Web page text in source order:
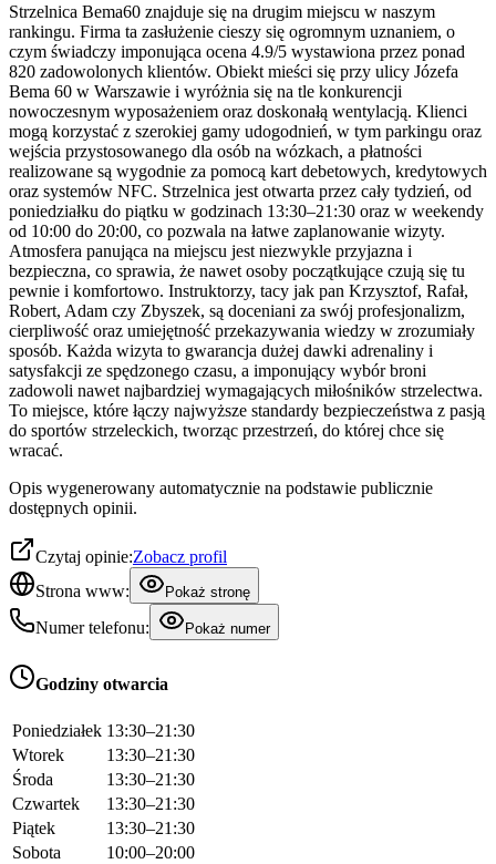
Strzelnica Bema60 znajduje się na drugim miejscu w naszym
rankingu. Firma ta zasłużenie cieszy się ogromnym uznaniem, o
czym świadczy imponująca ocena 4.9/5 wystawiona przez ponad
820 zadowolonych klientów. Obiekt mieści się przy ulicy Józefa
Bema 60 w Warszawie i wyróżnia się na tle konkurencji
nowoczesnym wyposażeniem oraz doskonałą wentylacją. Klienci
mogą korzystać z szerokiej gamy udogodnień, w tym parkingu oraz
wejścia przystosowanego dla osób na wózkach, a płatności
realizowane są wygodnie za pomocą kart debetowych, kredytowych
oraz systemów NFC. Strzelnica jest otwarta przez cały tydzień, od
poniedziałku do piątku w godzinach 13:30–21:30 oraz w weekendy
od 10:00 do 20:00, co pozwala na łatwe zaplanowanie wizyty.
Atmosfera panująca na miejscu jest niezwykle przyjazna i
bezpieczna, co sprawia, że nawet osoby początkujące czują się tu
pewnie i komfortowo. Instruktorzy, tacy jak pan Krzysztof, Rafał,
Robert, Adam czy Zbyszek, są doceniani za swój profesjonalizm,
cierpliwość oraz umiejętność przekazywania wiedzy w zrozumiały
sposób. Każda wizyta to gwarancja dużej dawki adrenaliny i
satysfakcji ze spędzonego czasu, a imponujący wybór broni
zadowoli nawet najbardziej wymagających miłośników strzelectwa.
To miejsce, które łączy najwyższe standardy bezpieczeństwa z pasją
do sportów strzeleckich, tworząc przestrzeń, do której chce się
wracać.
Opis wygenerowany automatycznie na podstawie publicznie
dostępnych opinii.
Czytaj opinie:Zobacz profil
Strona www:
Pokaż stronę
Numer telefonu: Pokaż numer
Godziny otwarcia
Poniedziałek 13:30–21:30
Wtorek
13:30–21:30
Środa
13:30–21:30
Czwartek
13:30–21:30
Piątek
13:30–21:30
Sobota
10:00–20:00